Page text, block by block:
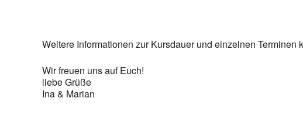
Weitere Informationen zur Kursdauer und einzelnen Terminen
Wir freuen uns auf Euch!
liebe Grüße
Ina & Marian